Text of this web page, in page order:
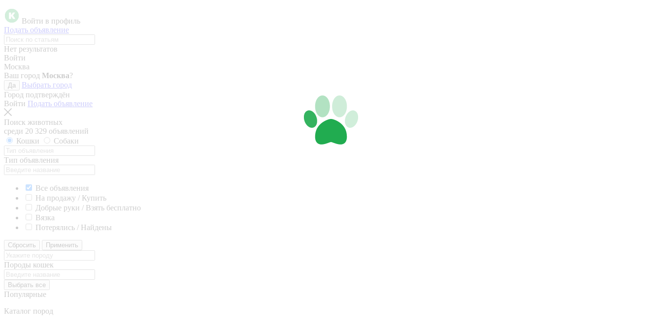
Войти в профиль
Подать объявление
Нет результатов
Войти
Москва
Ваш город Москва?
Да
Выбрать город
Город подтверждён
Войти Подать объявление
Поиск животных
среди 20 329 объявлений
Кошки
Собаки
Тип объявления
Все объявления
На продажу / Купить
Добрые руки / Взять бесплатно
Вязка
Потерялись / Найдены
Сбросить Применить
Породы кошек
Выбрать все
Популярные
Каталог пород